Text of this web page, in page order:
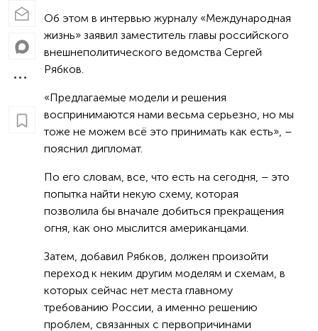
Об этом в интервью журналу «Международная
жизнь» заявил заместитель главы российского
внешнеполитического ведомства Сергей
Рябков.
«Предлагаемые модели и решения
воспринимаются нами весьма серьезно, но мы
тоже не можем всё это принимать как есть», –
пояснил дипломат.
По его словам, все, что есть на сегодня, – это
попытка найти некую схему, которая
позволила бы вначале добиться прекращения
огня, как оно мыслится американцами.
Затем, добавил Рябков, должен произойти
переход к неким другим моделям и схемам, в
которых сейчас нет места главному
требованию России, а именно решению
проблем, связанных с первопричинами